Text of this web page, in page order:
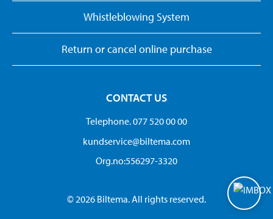
Whistleblowing System
Return or cancel online purchase
CONTACT US
Telephone. 077 520 00 00
kundservice@biltema.com
Org.no:556297-3320
© 2026 Biltema. All rights reserved.